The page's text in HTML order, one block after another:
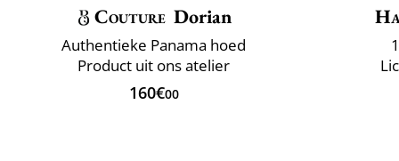
Couture Dorian
Authentieke Panama hoed
Product uit ons atelier
160€00